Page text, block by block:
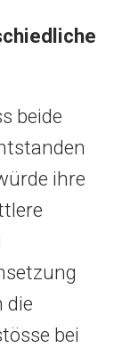
beide
ihre
die
bei